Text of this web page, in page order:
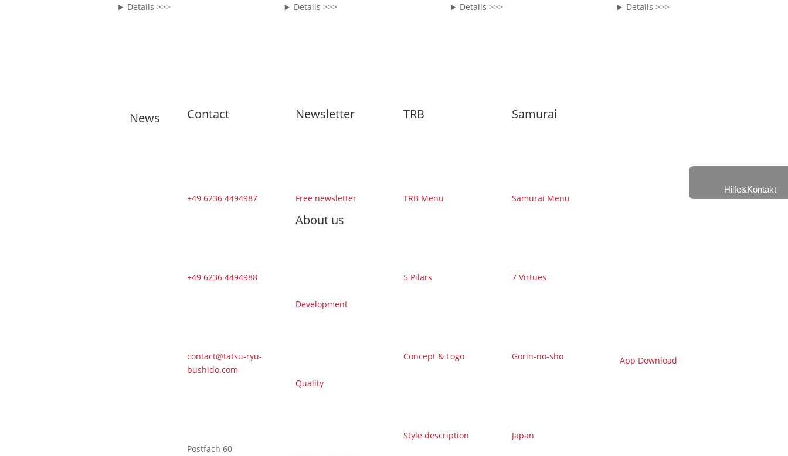
Details >>>
Details >>>
Details >>>
Details >>>
News Contact
+49 6236 4494987
+49 6236 4494988
contact@tatsu-ryu-
bushido.com
Postfach 60
Newsletter
Free newsletter
About us
Development
Quality
TRB
TRB Menu
5 Pilars
Concept & Logo
Style description
Samurai
Samurai Menu
7 Virtues
Gorin-no-sho
Japan
App Download
Hilfe&Kontakt